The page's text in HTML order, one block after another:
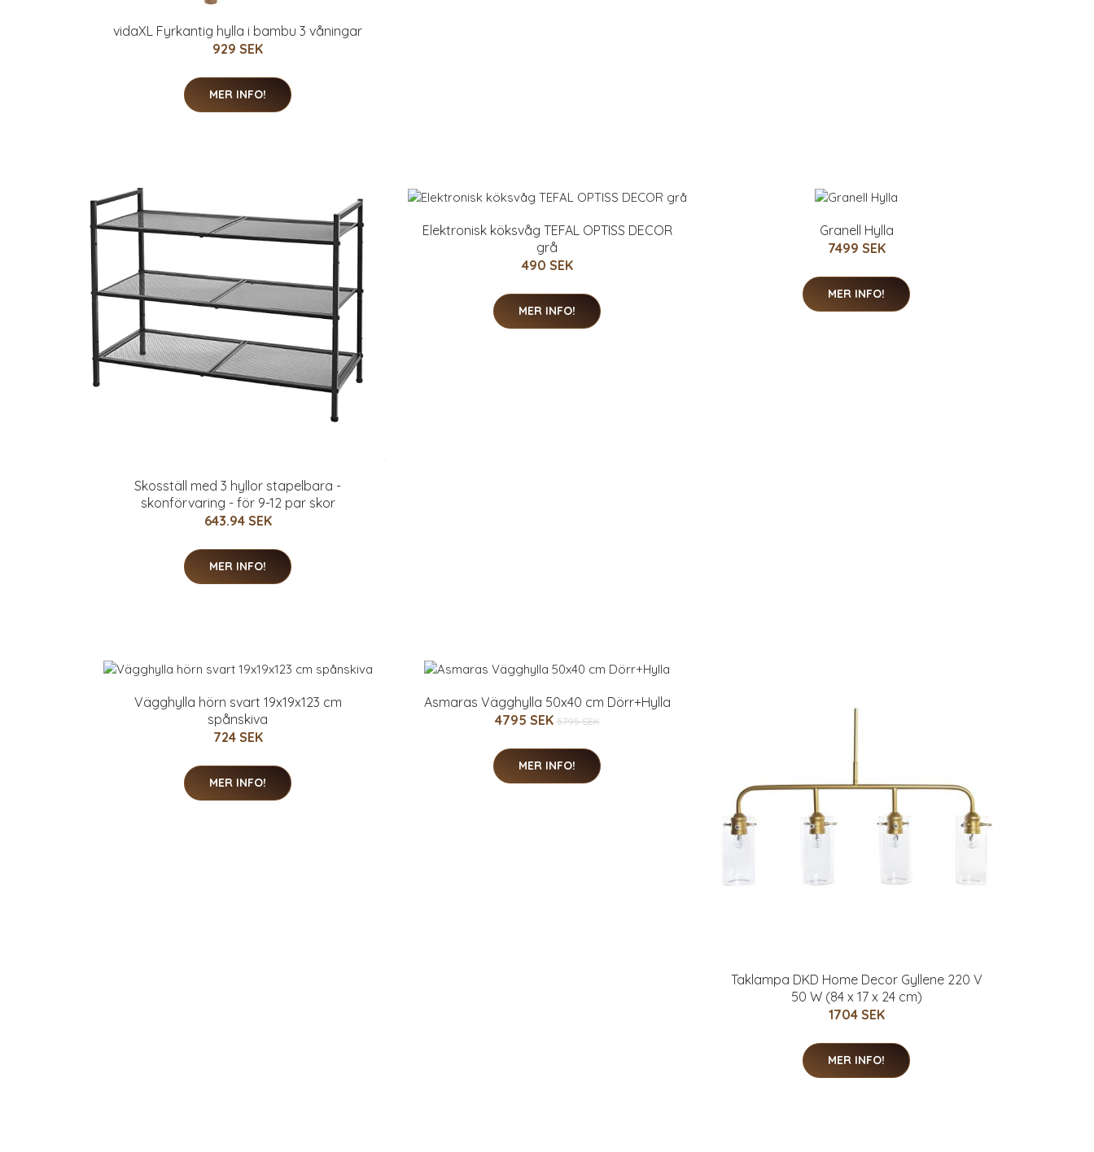
vidaXL Fyrkantig hylla i bambu 3 våningar
929 SEK
MER INFO!
Skosställ med 3 hyllor stapelbara -
skonförvaring - för 9-12 par skor
643.94 SEK
MER INFO!
Elektronisk köksvåg TEFAL OPTISS DECOR
grå
490 SEK
MER INFO!
Granell Hylla
7499 SEK
MER INFO!
Vägghylla hörn svart 19x19x123 cm
spånskiva
724 SEK
MER INFO!
Asmaras Vägghylla 50x40 cm Dörr+Hylla
4795 SEK 5795 SEK
MER INFO!
Taklampa DKD Home Decor Gyllene 220 V
50 W (84 x 17 x 24 cm)
1704 SEK
MER INFO!